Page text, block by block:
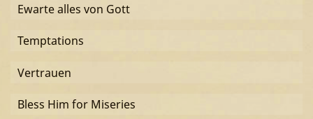
Ewarte alles von Gott
Temptations
Vertrauen
Bless Him for Miseries